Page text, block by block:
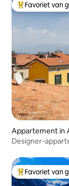
Topfavoriet van
Favoriet van
Appartement in
Designer-
Topfavoriet
Favoriet van